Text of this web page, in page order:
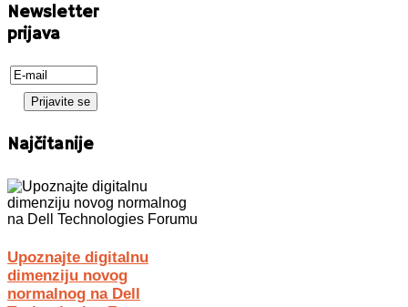
Newsletter
prijava
Najčitanije
Upoznajte digitalnu
dimenziju novog
normalnog na Dell